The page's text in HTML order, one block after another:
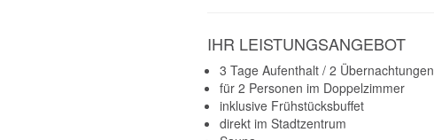
IHR LEISTUNGSANGEBOT
3 Tage Aufenthalt / 2 Übernachtungen
für 2 Personen im Doppelzimmer
inklusive Frühstücksbuffet
direkt im Stadtzentrum